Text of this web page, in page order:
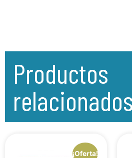
Productos
relacionados
¡Oferta!